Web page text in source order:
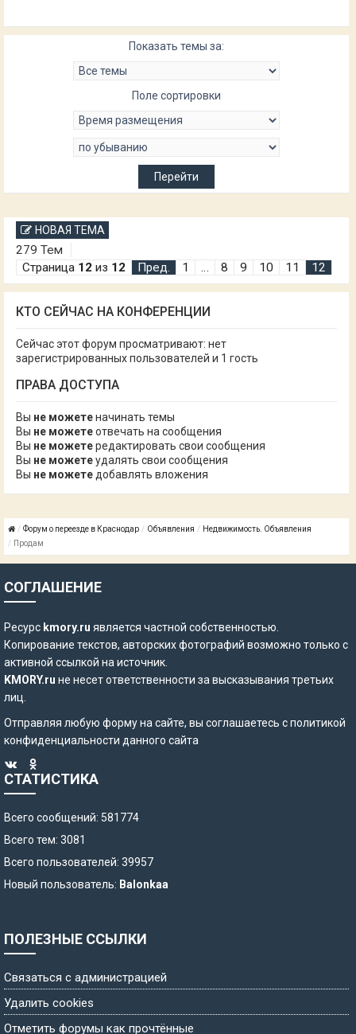
Показать темы за:
Поле сортировки
НОВАЯ ТЕМА
279 Тем
Страница 12 из 12 Пред. 1 … 8 9 10 11 12
КТО СЕЙЧАС НА КОНФЕРЕНЦИИ
Сейчас этот форум просматривают: нет
зарегистрированных пользователей и 1 гость
ПРАВА ДОСТУПА
Вы не можетеначинать темы
Вы не можетеотвечать на сообщения
Вы не можетередактировать свои сообщения
Вы не можетеудалять свои сообщения
Вы не можете добавлять вложения
Форум о переезде в Краснодар Объявления
Недвижимость. Объявления
Продам
СОГЛАШЕНИЕ
Ресурс kmory.ru является частной собственностью.
Копирование текстов, авторских фотографий возможно только с
активной ссылкой на источник.
KMORY.ru не несет ответственности за высказывания третьих
лиц.
Отправляя любую форму на сайте, вы соглашаетесь сполитикой
конфиденциальности данного сайта
СТАТИСТИКА
Всего сообщений: 581774
Всего тем: 3081
Всего пользователей: 39957
Новый пользователь: Balonkaa
ПОЛЕЗНЫЕ ССЫЛКИ
Связаться с администрацией
Удалить cookies
Отметить форумы как прочтённые